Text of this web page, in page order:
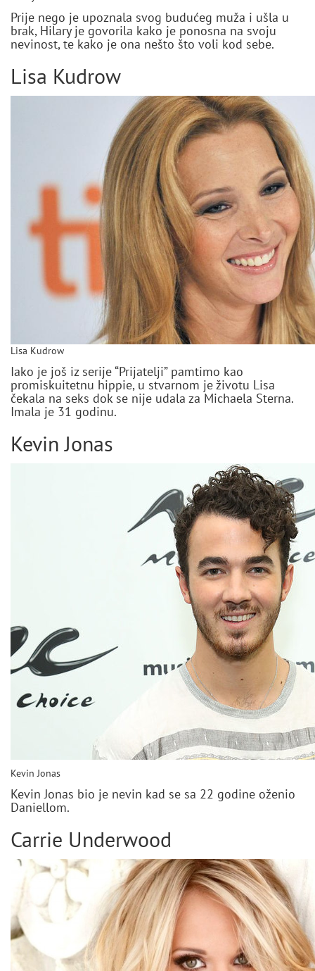
Prije nego je upoznala svog budućeg muža i ušla u
brak, Hilary je govorila kako je ponosna na svoju
nevinost, te kako je ona nešto što voli kod sebe.
Lisa Kudrow
Lisa Kudrow
Iako je još iz serije “Prijatelji” pamtimo kao
promiskuitetnu hippie, u stvarnom je životu Lisa
čekala na seks dok se nije udala za Michaela Sterna.
Imala je 31 godinu.
Kevin Jonas
Kevin Jonas
Kevin Jonas bio je nevin kad se sa 22 godine oženio
Daniellom.
Carrie Underwood